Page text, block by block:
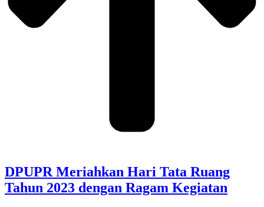
DPUPR Meriahkan Hari Tata Ruang
Tahun 2023 dengan Ragam Kegiatan